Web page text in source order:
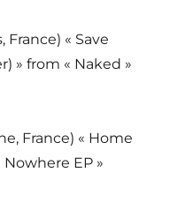
France) « Save
» from « Naked »
France) « Home
EP »